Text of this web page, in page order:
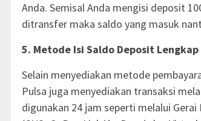
Anda. Semisal Anda mengisi deposit
ditransfer maka saldo yang masuk
5. Metode Isi Saldo Deposit Lengkap
Selain menyediakan metode
Pulsa juga menyediakan transaksi
digunakan 24 jam seperti melalui